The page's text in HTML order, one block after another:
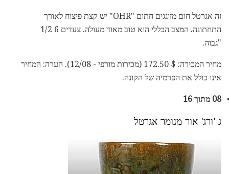
זה אגרטל חום מזוגגים חתום "OHR" יש קצת פיצוח לאורך
התחתונה. המצב הכללי הוא טוב מאוד מעולה. צעדים 6 1/2
"גבוה.
מחיר המכירה: $ 172.50 (מכירות מורפי - 12/08). הערה: המחיר
אינו כולל את הפרמיה של הקונה.
08 מתוך 16
ג 'ורג' אור מנומר אגרטל